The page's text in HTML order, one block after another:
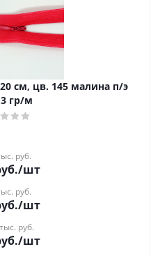
гр/м
руб.
/шт
руб.
/шт
руб.
/шт